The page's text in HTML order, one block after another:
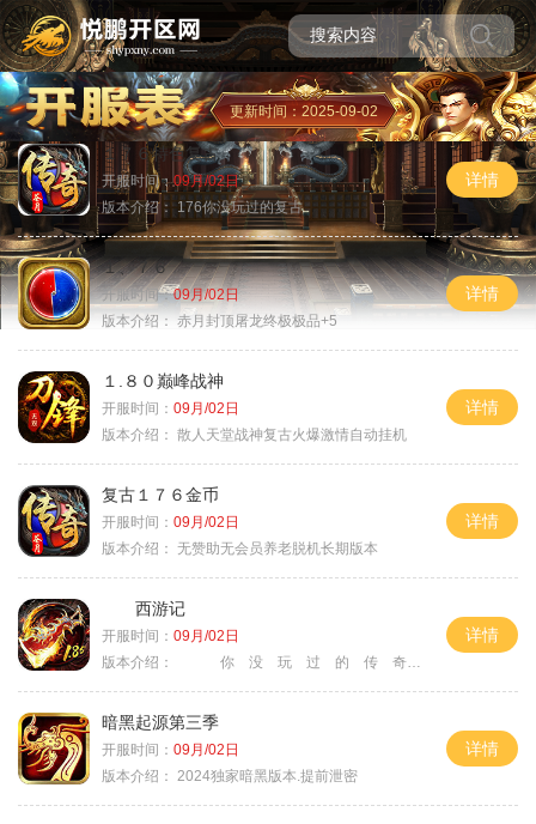
更新时间：2025-09-02
１７６特色复古
开服时间：09月/02日
版本介绍：176你没玩过的复古
详情
１、７６
开服时间：09月/02日
版本介绍： 赤月封顶屠龙终极极品+5
详情
１.８０巅峰战神
开服时间： 09月/02日
版本介绍： 散人天堂战神复古火爆激情自动挂机
详情
复古１７６金币
开服时间： 09月/02日
版本介绍： 无赞助无会员养老脱机长期版本
详情
西游记
开服时间： 09月/02日
版本介绍：
你 没 玩 过 的 传 奇
详情
暗黑起源第三季
开服时间： 09月/02日
版本介绍：
2024独家暗黑版本.提前泄密
详情